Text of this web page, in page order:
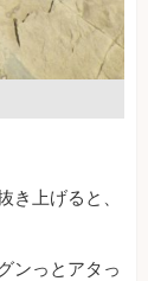
き上げると、
ンっとアタっ